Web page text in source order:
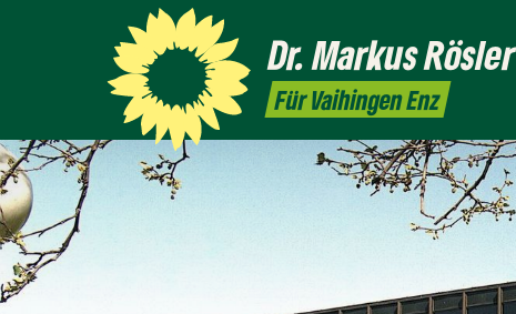
Dr. MarkusRösler
Für Vaihingen Enz